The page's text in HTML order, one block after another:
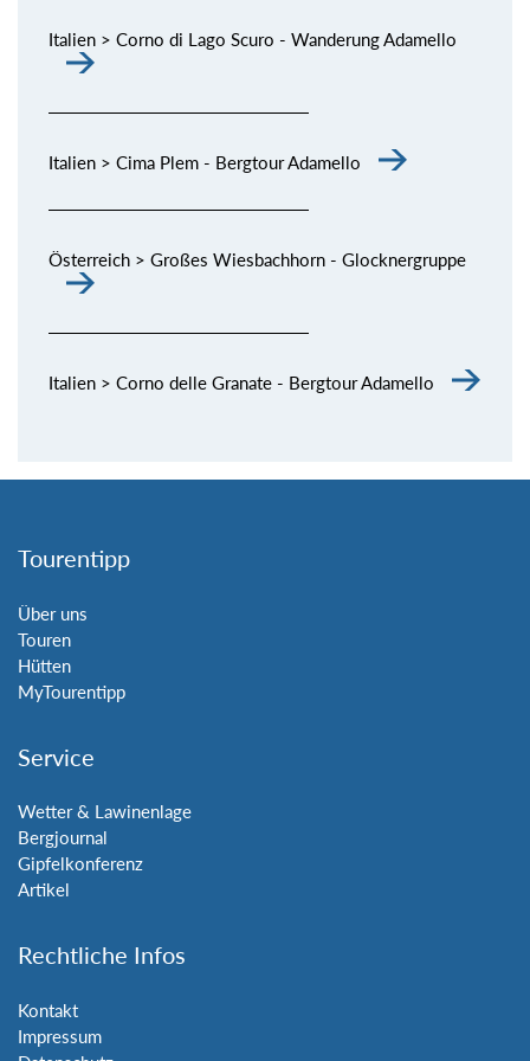
Italien > Corno di Lago Scuro - Wanderung Adamello
Italien > Cima Plem - Bergtour Adamello
Österreich > Großes Wiesbachhorn - Glocknergruppe
Italien > Corno delle Granate - Bergtour Adamello
Tourentipp
Über uns
Touren
Hütten
MyTourentipp
Service
Wetter & Lawinenlage
Bergjournal
Gipfelkonferenz
Artikel
Rechtliche Infos
Kontakt
Impressum